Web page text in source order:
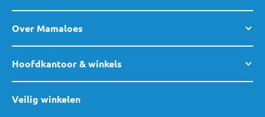
Over Mamaloes
Hoofdkantoor & winkels
Veilig winkelen